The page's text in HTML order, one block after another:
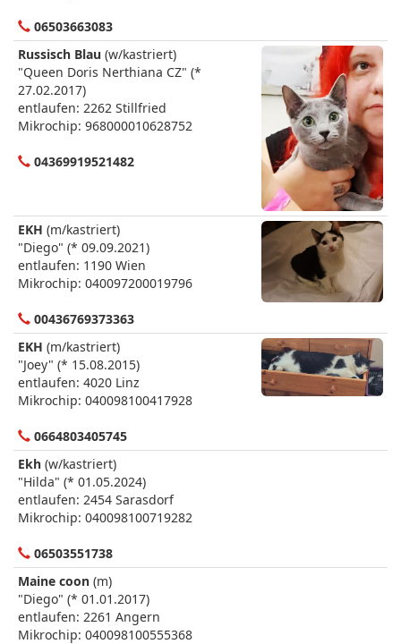
06503663083
Russisch Blau (w/kastriert)
"Queen Doris Nerthiana CZ" (*
27.02.2017)
entlaufen: 2262 Stillfried
Mikrochip: 968000010628752
04369919521482
EKH (m/kastriert)
"Diego" (* 09.09.2021)
entlaufen: 1190 Wien
Mikrochip: 040097200019796
00436769373363
EKH (m/kastriert)
"Joey" (* 15.08.2015)
entlaufen: 4020 Linz
Mikrochip: 040098100417928
0664803405745
Ekh (w/kastriert)
"Hilda" (* 01.05.2024)
entlaufen: 2454 Sarasdorf
Mikrochip: 040098100719282
06503551738
Maine coon (m)
"Diego" (* 01.01.2017)
entlaufen: 2261 Angern
Mikrochip: 040098100555368